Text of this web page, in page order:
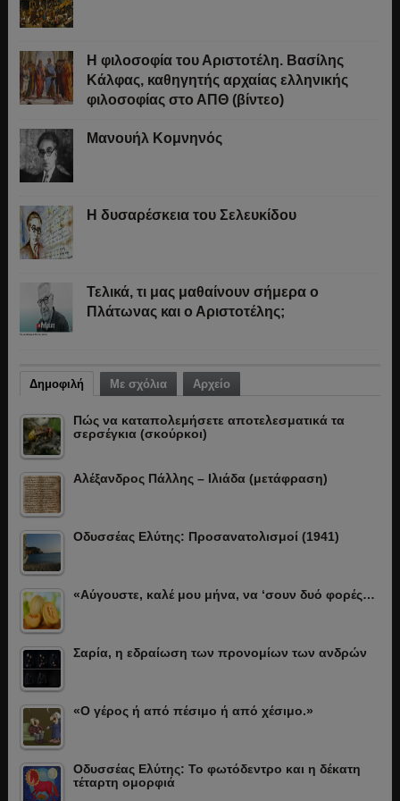
Η φιλοσοφία του Αριστοτέλη. Βασίλης
Κάλφας, καθηγητής αρχαίας ελληνικής
φιλοσοφίας στο ΑΠΘ (βίντεο)
Μανουήλ Κομνηνός
Η δυσαρέσκεια του Σελευκίδου
Τελικά, τι μας μαθαίνουν σήμερα ο
Πλάτωνας και ο Αριστοτέλης;
Δημοφιλή Με σχόλια Αρχείο
Πώς να καταπολεμήσετε αποτελεσματικά τα
σερσέγκια (σκούρκοι)
Αλέξανδρος Πάλλης – Ιλιάδα (μετάφραση)
Οδυσσέας Ελύτης: Προσανατολισμοί (1941)
«Αύγουστε, καλέ μου μήνα, να ‘σουν δυό φορές…
Σαρία, η εδραίωση των προνομίων των ανδρών
«Ο γέρος ή από πέσιμο ή από χέσιμο.»
Οδυσσέας Ελύτης: Το φωτόδεντρο και η δέκατη
τέταρτη ομορφιά